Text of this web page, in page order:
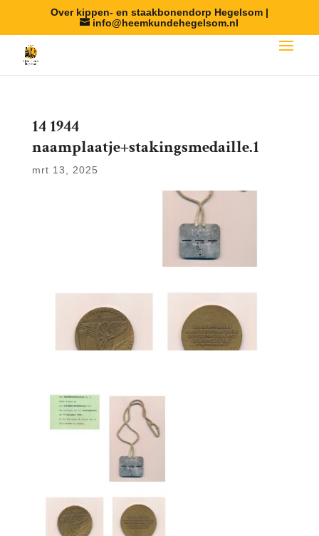
Over kippen- en staakbonendorp Hegelsom |
info@heemkundehegelsom.nl
14 1944
naamplaatje+stakingsmedaille.1
mrt 13, 2025